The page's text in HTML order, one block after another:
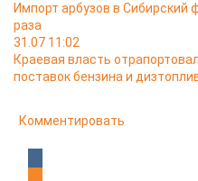
Импорт арбузов в Сибирский
раза
31.07 11:02
Краевая власть
поставок бензина и
Комментировать